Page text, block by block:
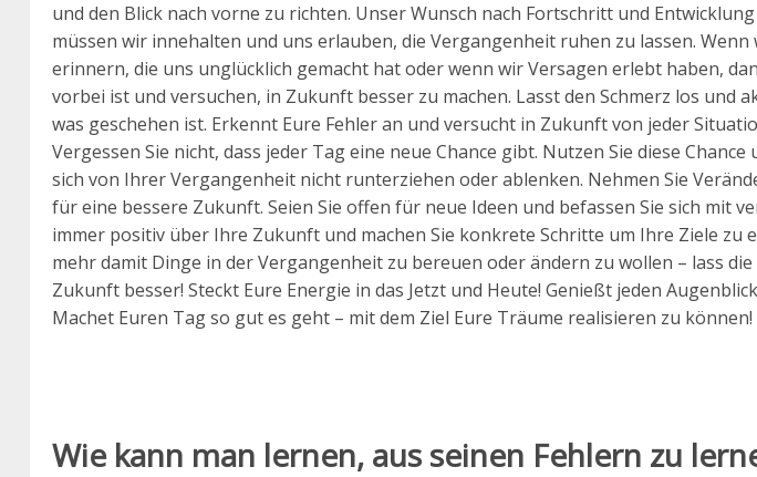
und den Blick nach vorne zu richten. Unser Wunsch nach Fortschritt und
müssen wir innehalten und uns erlauben, die Vergangenheit ruhen zu lassen.
erinnern, die uns unglücklich gemacht hat oder wenn wir Versagen erlebt haben,
vorbei ist und versuchen, in Zukunft besser zu machen. Lasst den Schmerz los und
was geschehen ist. Erkennt Eure Fehler an und versucht in Zukunft von jeder
Vergessen Sie nicht, dass jeder Tag eine neue Chance gibt. Nutzen Sie diese Chance
sich von Ihrer Vergangenheit nicht runterziehen oder ablenken. Nehmen Sie
für eine bessere Zukunft. Seien Sie offen für neue Ideen und befassen Sie sich mit
immer positiv über Ihre Zukunft und machen Sie konkrete Schritte um Ihre Ziele zu
mehr damit Dinge in der Vergangenheit zu bereuen oder ändern zu wollen – lass
Zukunft besser! Steckt Eure Energie in das Jetzt und Heute! Genießt jeden
Machet Euren Tag so gut es geht – mit dem Ziel Eure Träume realisieren zu können!
Wie kann man lernen, aus seinen Fehlern zu